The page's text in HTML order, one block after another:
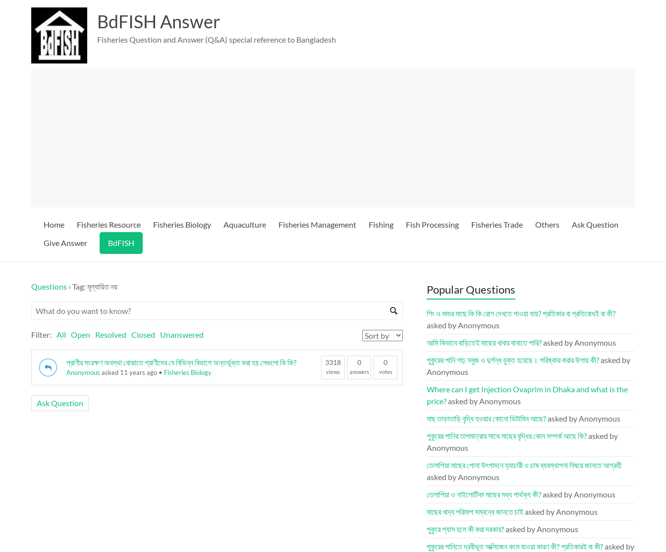
BdFISH Answer
Fisheries Question and Answer (Q&A) special reference to Bangladesh
Home Fisheries Resource Fisheries Biology Aquaculture Fisheries Management Fishing Fish Processing Fisheries Trade Others
Ask Question
Give Answer
BdFISH
Questions › Tag: মূল্যায়িত নয়
Filter: All Open Resolved Closed Unanswered
প্রাণীর সংরক্ষণ অবস্থা বোঝাতে প্রাণীদের যে বিভিন্ন বিভাগে অন্তর্ভূক্ত করা হয় সেগুলো কি কি?
Anonymous asked 11 years ago • Fisheries Biology
3318
views
0
answers
0
votes
Ask Question
Popular Questions
শিং ও মাগুর মাছে কি কি রোগ দেখতে পাওয়া যায়? প্রতিকার বা প্রতিরোধই বা কী?
asked by Anonymous
আমি কিভাবে বাড়িতেই মাছের খাবার বানাতে পারি?asked by Anonymous
পুকুরের পানি গাঢ় সবুজ ও দুর্গন্ধ যুক্ত হয়েছে। পরিষ্কার করার উপায় কী?asked by
Anonymous
Where can I get Injection Ovaprim in Dhaka and what is the
price?asked by Anonymous
মাছ তাড়াতাড়ি বৃদ্ধি হওয়ার কোনো ভিটামিন আছে?asked by Anonymous
পুকুরের পানির তাপমাত্রার সাথে মাছের বৃদ্ধির কোন সম্পর্ক আছে কি?asked by
Anonymous
তেলাপিয়া মাছের পোনা উৎপাদনে হ্যাচারী ও চাষ ব্যবস্থাপনা বিষয়ে জানতে আগ্রহী
asked by Anonymous
তেলাপিয়া ও নাইলোটিকা মাছের মধ্য পার্থক্য কী?asked by Anonymous
মাছের খাদ্য পরিমাপ সম্বন্ধে জানতে চাইasked by Anonymous
পুকুরে গ্যাস হলে কী করা দরকার?asked by Anonymous
পুকুরের পানিতে দ্রবীভূত অক্সিজেন কমে যাওয়া কারণ কী? প্রতিকারই বা কী?asked by